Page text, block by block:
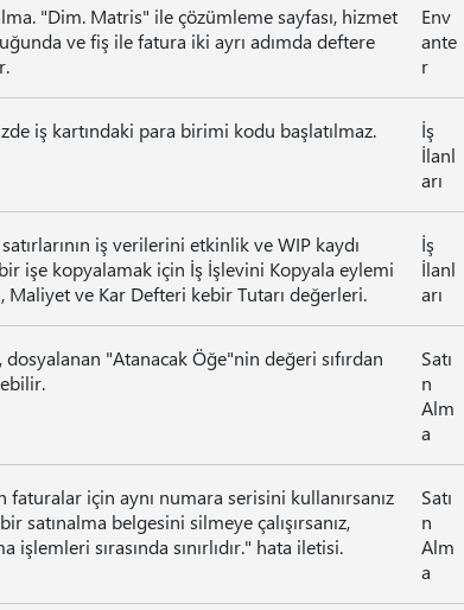
"Dim. Matris" ile çözümleme sayfası, hizmet
ve fiş ile fatura iki ayrı adımda deftere
Env
ante
r
iş kartındaki para birimi kodu başlatılmaz.
İş
İlanl
arı
iş verilerini etkinlik ve WIP kaydı
işe kopyalamak için İş İşlevini Kopyala eylemi
Maliyet ve Kar Defteri kebir Tutarı değerleri.
İş
İlanl
arı
"Atanacak Öğe"nin değeri sıfırdan
Satı
n
Alm
a
için aynı numara serisini kullanırsanız
satınalma belgesini silmeye çalışırsanız,
işlemleri sırasında sınırlıdır." hata iletisi.
Satı
n
Alm
a